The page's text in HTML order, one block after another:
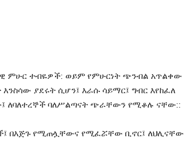
ምሁር ተብዬዎች: ወይም የምሁርነት ጭንብል አጥልቀው
ያደሩት ሲሆን፤ እራሱ ሳይማር፤ ግብር እየከፈለ
ለባለተረኞች ባለሥልጣናት ጭራቸውን የሚቆሉ ናቸው::
በእጅጉ የሚጠሏቸውና የሚፈሯቸው ቢኖር፤ ለህሊናቸው